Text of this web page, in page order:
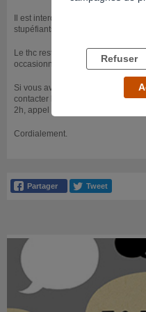
Il est interdit par la loi de vous
stupéfiants à votre insu.
Le thc reste décelable 3 à 5 jours
occasionnel, et 4 à 12 semaines
Si vous avez besoin
contacter l'un de nos écoutants
2h, appel anonyme et gratuit
Cordialement.
Refuser